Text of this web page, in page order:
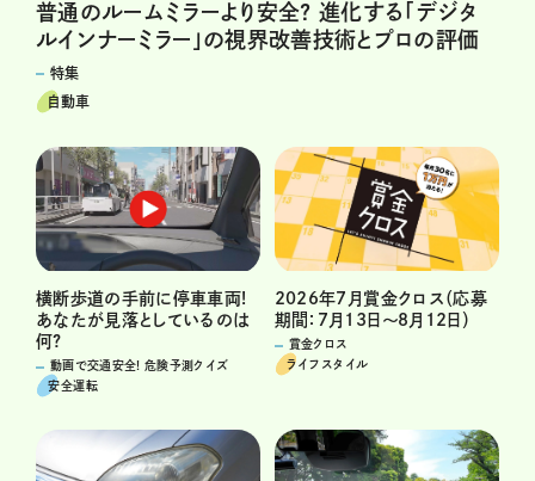
普通のルームミラーより安全? 進化する「デジタ
ルインナーミラー」の視界改善技術とプロの評価
特集
自動車
横断歩道の手前に停車車両!
あなたが見落としているのは
何?
動画で交通安全! 危険予測クイズ
安全運転
2026年7月賞金クロス（応募
期間：7月13日～8月12日）
賞金クロス
ライフスタイル